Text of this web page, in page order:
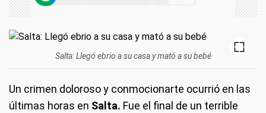
Salta: Llegó ebrio a su casa y mató a su bebé
Un crimen doloroso y conmocionarte ocurrió en las
últimas horas en Salta. Fue el final de un terrible